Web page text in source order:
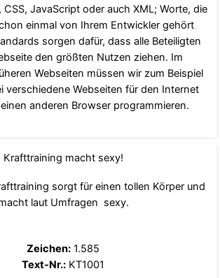
CSS, JavaScript oder auch XML; Worte, die
einmal von Ihrem Entwickler gehört
sorgen dafür, dass alle Beteiligten
den größten Nutzen ziehen. Im
Webseiten müssen wir zum Beispiel
verschiedene Webseiten für den Internet
anderen Browser programmieren.
Krafttraining macht sexy!
sorgt für einen tollen Körper und
laut Umfragen sexy.
Zeichen: 1.585
Text-Nr.: KT1001